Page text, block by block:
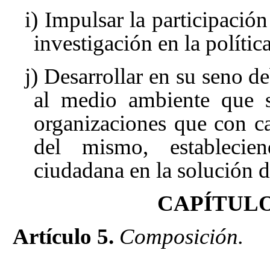
i) Impulsar la
investigación en la
j) Desarrollar en su seno
al medio ambiente que
organizaciones que con
del mismo,
ciudadana en la solución
Artículo 5. Composición.